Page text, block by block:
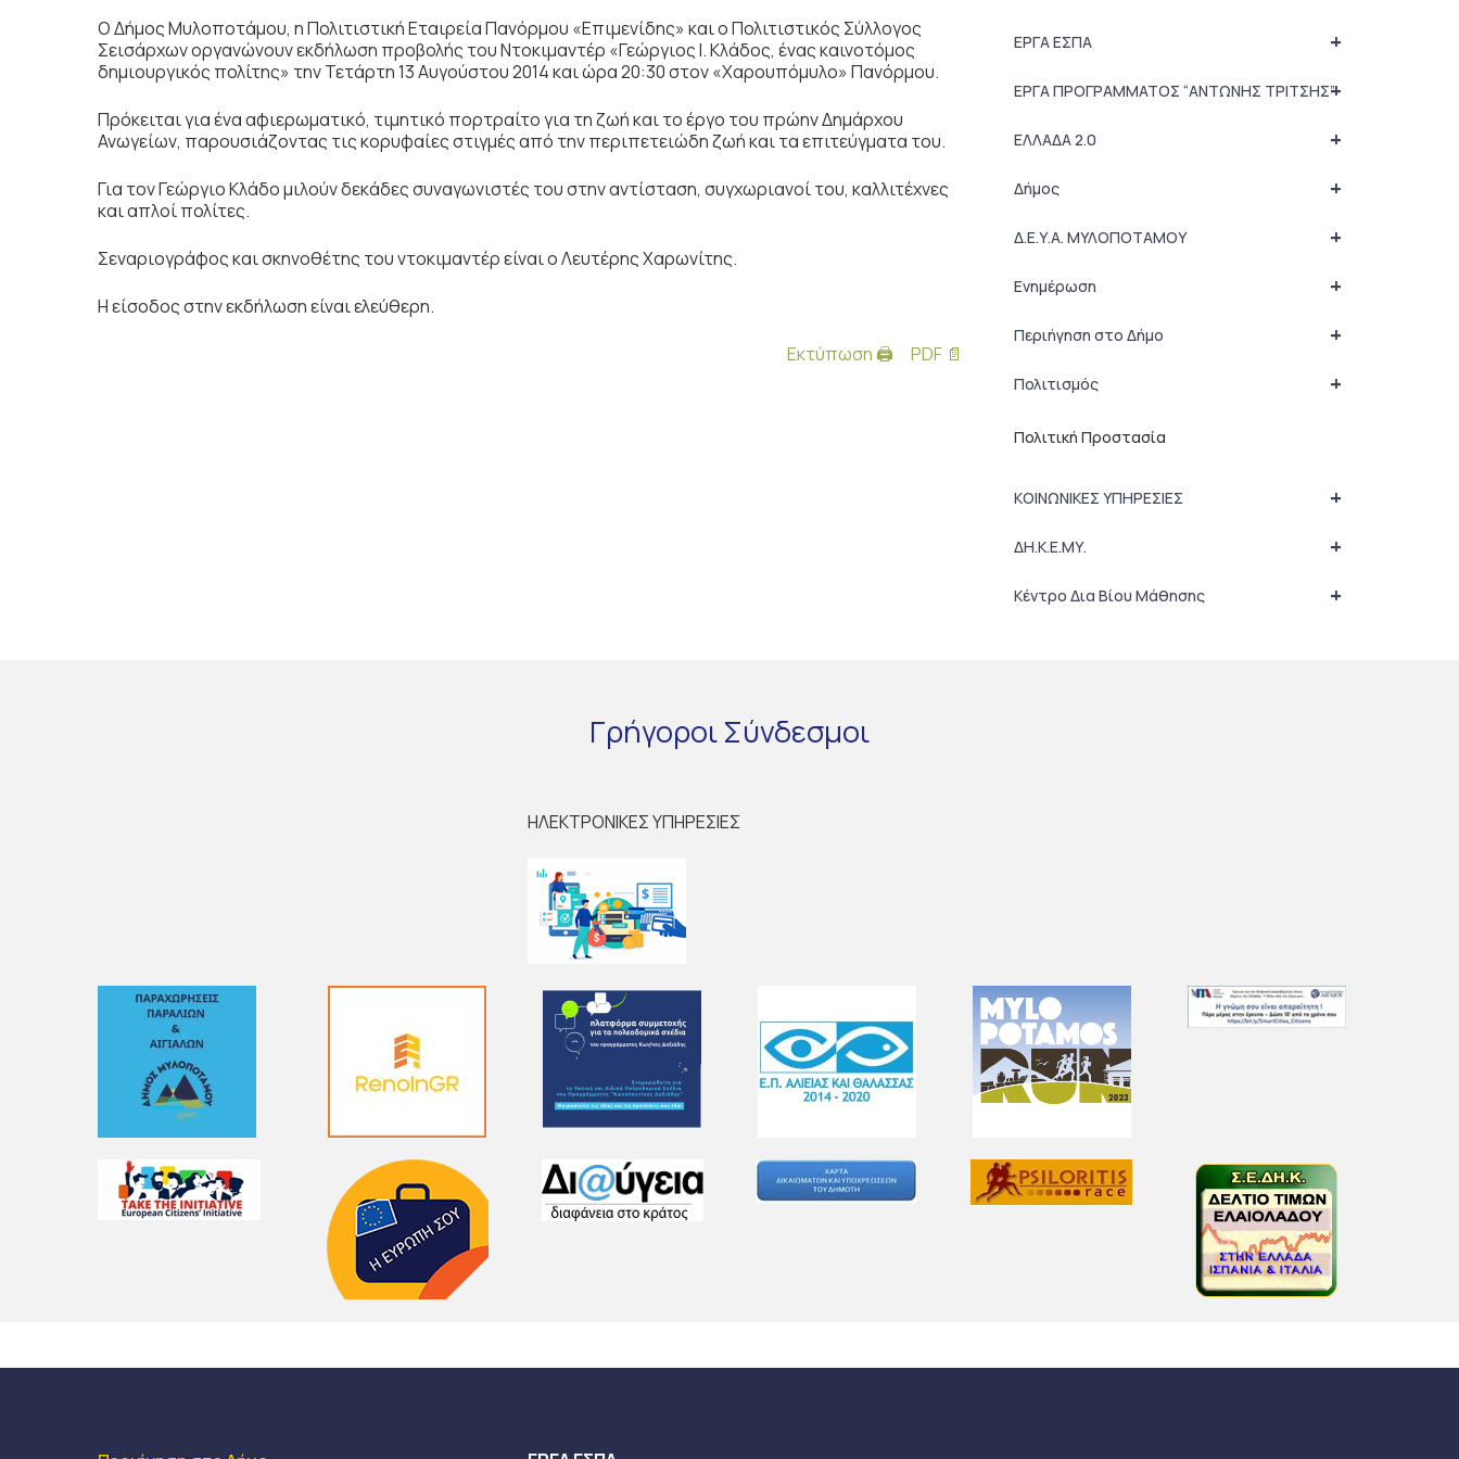
Ο Δήμος Μυλοποτάμου, η Πολιτιστική Εταιρεία Πανόρμου «Επιμενίδης» και ο Πολιτιστικός Σύλλογος
Σεισάρχων οργανώνουν εκδήλωση προβολής του Ντοκιμαντέρ «Γεώργιος Ι. Κλάδος, ένας καινοτόμος
δημιουργικός πολίτης» την Τετάρτη 13 Αυγούστου 2014 και ώρα 20:30 στον «Χαρουπόμυλο» Πανόρμου.
Πρόκειται για ένα αφιερωματικό, τιμητικό πορτραίτο για τη ζωή και το έργο του πρώην Δημάρχου
Ανωγείων, παρουσιάζοντας τις κορυφαίες στιγμές από την περιπετειώδη ζωή και τα επιτεύγματα του.
Για τον Γεώργιο Κλάδο μιλούν δεκάδες συναγωνιστές του στην αντίσταση, συγχωριανοί του, καλλιτέχνες
και απλοί πολίτες.
Σεναριογράφος και σκηνοθέτης του ντοκιμαντέρ είναι ο Λευτέρης Χαρωνίτης.
Η είσοδος στην εκδήλωση είναι ελεύθερη.
Εκτύπωση 🖨
PDF 📄
+
ΕΡΓΑ ΕΣΠΑ
+
ΕΡΓΑ ΠΡΟΓΡΑΜΜΑΤΟΣ “ΑΝΤΩΝΗΣ ΤΡΙΤΣΗΣ”
+
ΕΛΛΑΔΑ 2.0
+
Δήμος
+
Δ.Ε.Υ.Α. ΜΥΛΟΠΟΤΑΜΟΥ
+
Ενημέρωση
+
Περιήγηση στο Δήμο
+
Πολιτισμός
Πολιτική Προστασία
+
ΚΟΙΝΩΝΙΚΕΣ ΥΠΗΡΕΣΙΕΣ
+
ΔΗ.Κ.Ε.ΜΥ.
+
Κέντρο Δια Βίου Μάθησης
ΓρήγοροιΣύνδεσμοι
ΗΛΕΚΤΡΟΝΙΚΕΣ ΥΠΗΡΕΣΙΕΣ